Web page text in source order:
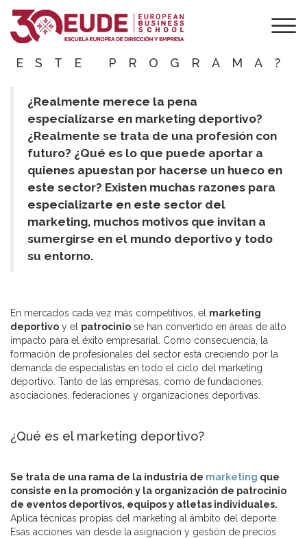
MARKETING
DEPORTIVO: ¿POR
ESTE PROGRAMA?
¿Realmente merece la pena
especializarse en marketing deportivo?
¿Realmente se trata de una profesión con
futuro? ¿Qué es lo que puede aportar a
quienes apuestan por hacerse un hueco en
este sector? Existen muchas razones para
especializarte en este sector del
marketing, muchos motivos que invitan a
sumergirse en el mundo deportivo y todo
su entorno.
En mercados cada vez más competitivos, el marketing
deportivo y el patrocinio se han convertido en áreas de alto
impacto para el éxito empresarial. Como consecuencia, la
formación de profesionales del sector está creciendo por la
demanda de especialistas en todo el ciclo del marketing
deportivo. Tanto de las empresas, como de fundaciones,
asociaciones, federaciones y organizaciones deportivas.
¿Qué es el marketing deportivo?
Se trata de una rama de la industria de marketing que
consiste en la promoción y la organización de patrocinio
de eventos deportivos, equipos y atletas individuales.
Aplica técnicas propias del marketing al ámbito del deporte.
Esas acciones van desde la asignación y gestión de precios